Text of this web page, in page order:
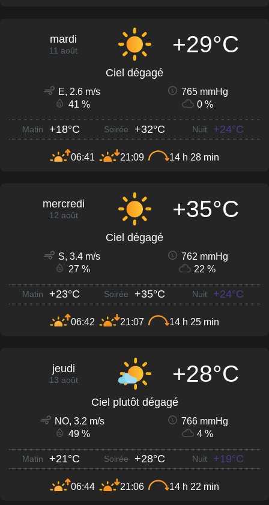
mardi
11 août +29°C
Ciel dégagé
E, 2.6 m/s
765 mmHg
41 %
0 %
Matin +18°C Soirée +32°C Nuit +24°C
06:41 21:09 14 h 28 min
mercredi
12 août +35°C
Ciel dégagé
S, 3.4 m/s
762 mmHg
27 %
22 %
Matin +23°C Soirée +35°C Nuit +24°C
06:42 21:07 14 h 25 min
jeudi
13 août +28°C
Ciel plutôt dégagé
NO, 3.2 m/s
766 mmHg
49 %
4 %
Matin +21°C Soirée +28°C Nuit +19°C
06:44 21:06 14 h 22 min